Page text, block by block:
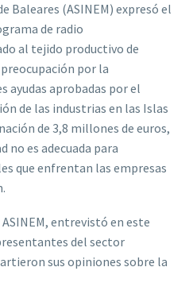
Baleares (ASINEM) expresó el
de radio
al tejido productivo de
por la
ayudas aprobadas por el
de las industrias en las Islas
de 3,8 millones de euros,
no es adecuada para
que enfrentan las empresas
entrevistó en este
del sector
sus opiniones sobre la